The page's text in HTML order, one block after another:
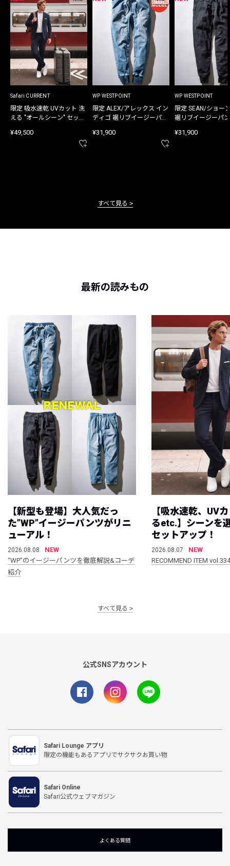
Safari CURRENT
限定 吸水速乾 UVカット 洗
える "オールシーン" セット
¥49,500
WP WESTPOINT
限定 ALEX/アレックス イン
ディゴ 裾リブイージーパン
¥31,900
WP WESTPOINT
限定 SEAN/ショー
裾リブイージーパ
¥31,900
すべて見る
最新の読みもの
【新型も登場】大人気だっ
た”WP”イージーパンツがリニ
ューアル！
2026.08.08
NEW
“WP”のイージーパンツを徹底解説&コーデ
紹介
【吸水速乾、UV
るetc.】シーンを
セットアップ！
2026.08.07
NEW
RECOMMEND ITEM vol.334
すべて見る
公式SNSアカウント
Safari Lounge アプリ
限定の機能もあるアプリでサクサクお買い物
Safari Online
Safari公式ウェブマガジン
よくある質問